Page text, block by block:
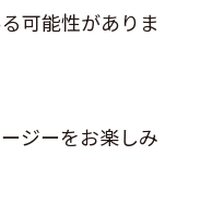
可能性がありま
ジーをお楽しみ